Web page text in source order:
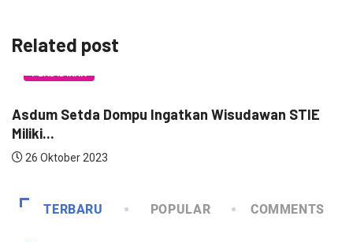
Related post
PENDIDIKAN
Asdum Setda Dompu Ingatkan Wisudawan STIE
Miliki...
26 Oktober 2023
TERBARU POPULAR COMMENTS